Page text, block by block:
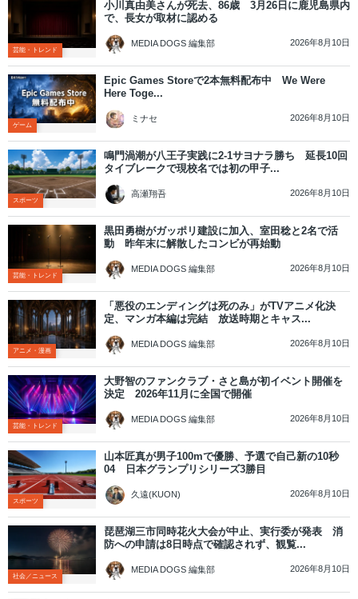
芸能・トレンド
小川真由美さんが死去、86歳 3月26日に鹿児島県内
で、長女が取材に認める
MEDIA DOGS 編集部 2026年8月10日
ゲーム
Epic Games Storeで2本無料配布中 We Were
Here Toge...
ミナセ 2026年8月10日
スポーツ
鳴門渦潮が八王子実践に2-1サヨナラ勝ち 延長10回
タイブレークで現校名では初の甲子...
高瀬翔吾 2026年8月10日
芸能・トレンド
黒田勇樹がガッポリ建設に加入、室田稔と2名で活
動 昨年末に解散したコンビが再始動
MEDIA DOGS 編集部 2026年8月10日
アニメ・漫画
「悪役のエンディングは死のみ」がTVアニメ化決
定、マンガ本編は完結 放送時期とキャス...
MEDIA DOGS 編集部 2026年8月10日
芸能・トレンド
大野智のファンクラブ・さと島が初イベント開催を
決定 2026年11月に全国で開催
MEDIA DOGS 編集部 2026年8月10日
スポーツ
山本匠真が男子100mで優勝、予選で自己新の10秒
04 日本グランプリシリーズ3勝目
久遠(KUON) 2026年8月10日
社会／ニュース
琵琶湖三市同時花火大会が中止、実行委が発表 消
防への申請は8日時点で確認されず、観覧...
MEDIA DOGS 編集部 2026年8月10日